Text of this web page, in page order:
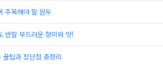
주목해야 할 원두
반할 부드러운 향미와 맛!
팁과 장단점 총정리